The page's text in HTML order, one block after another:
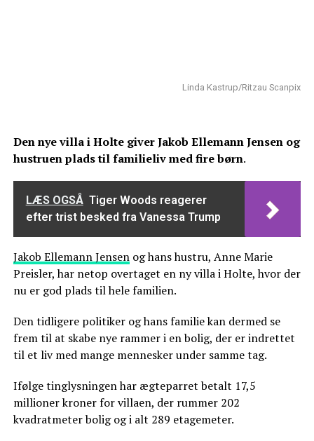
Linda Kastrup/Ritzau Scanpix
Den nye villa i Holte giver Jakob Ellemann Jensen og
hustruen plads til familieliv med fire børn.
LÆS OGSÅ Tiger Woods reagerer
efter trist besked fra Vanessa Trump
Jakob Ellemann Jensenog hans hustru, Anne Marie
Preisler, har netop overtaget en ny villa i Holte, hvor der
nu er god plads til hele familien.
Den tidligere politiker og hans familie kan dermed se
frem til at skabe nye rammer i en bolig, der er indrettet
til et liv med mange mennesker under samme tag.
Ifølge tinglysningen har ægteparret betalt 17,5
millioner kroner for villaen, der rummer 202
kvadratmeter bolig og i alt 289 etagemeter.